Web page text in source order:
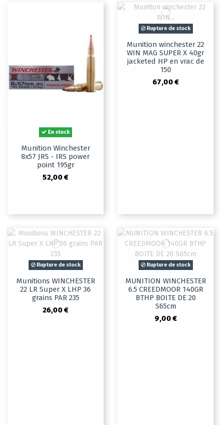
En stock
Munition Winchester
8x57 JRS - IRS power
point 195gr
52,00 €
Rupture de stock
Munition winchester 22
WIN MAG SUPER X 40gr
jacketed HP en vrac de
150
67,00 €
Rupture de stock
Munitions WINCHESTER
22 LR Super X LHP 36
grains PAR 235
26,00 €
Rupture de stock
MUNITION WINCHESTER
6.5 CREEDMOOR 140GR
BTHP BOITE DE 20
S65cm
9,00 €